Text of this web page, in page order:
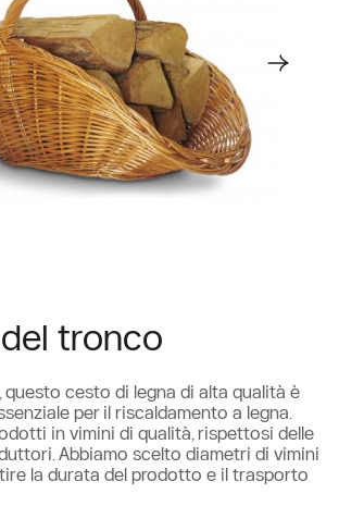
tronco
questo cesto di legna di alta qualità è
per il riscaldamento a legna.
in vimini di qualità, rispettosi delle
Abbiamo scelto diametri di vimini
la durata del prodotto e il trasporto